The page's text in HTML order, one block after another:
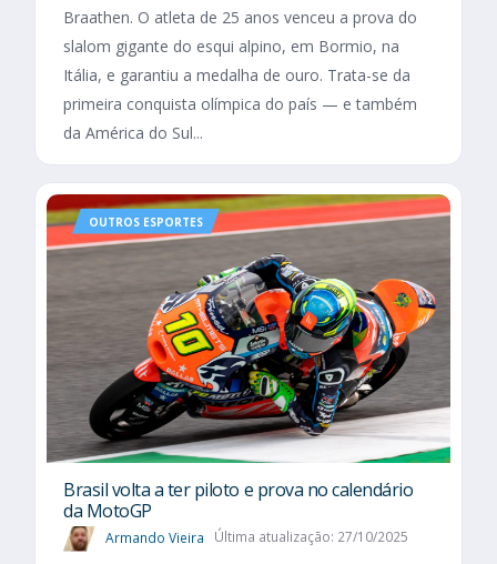
Braathen. O atleta de 25 anos venceu a prova do
slalom gigante do esqui alpino, em Bormio, na
Itália, e garantiu a medalha de ouro. Trata-se da
primeira conquista olímpica do país — e também
da América do Sul...
OUTROS ESPORTES
Brasil volta a ter piloto e prova no calendário
da MotoGP
Armando Vieira Última atualização: 27/10/2025